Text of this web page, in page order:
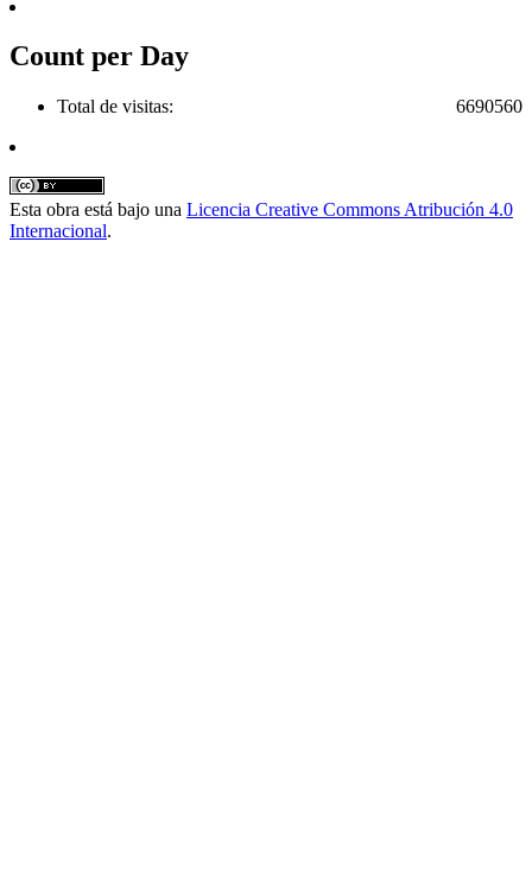
Count per Day
6690560
Total de visitas:
Esta obra está bajo una Licencia Creative Commons Atribución 4.0
Internacional.